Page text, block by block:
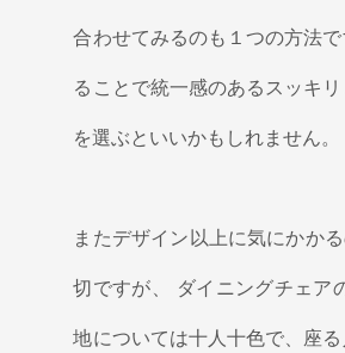
合わせてみるのも１つの方法
ることで統一感のあるスッキ
を選ぶといいかもしれません。
またデザイン以上に気にかか
切ですが、 ダイニングチェア
地については十人十色で、座